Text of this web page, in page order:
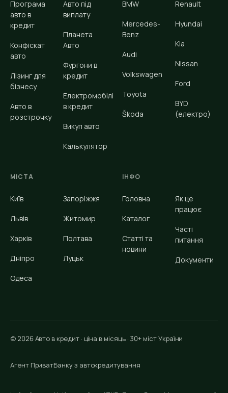
Програма
авто в
кредит
Конфіскат
авто
Лізинг для
бізнесу
Авто в
розстрочку
Авто під
виплату
Планета
Авто
Фургони в
кредит
Електромобілі
в кредит
Викуп авто
Калькулятор
BMW
Mercedes-
Benz
Audi
Volkswagen
Toyota
Škoda
Renault
Hyundai
Kia
Nissan
Ford
BYD
(електро)
МІСТА
Київ
Львів
Харків
Дніпро
Одеса
Запоріжжя
Житомир
Полтава
Луцьк
ІНФО
Головна
Каталог
Статті та
новини
Як це
працює
Часті
питання
Документи
© 2026 Авто в кредит · ціна в місяць · 30+ міст України
Агент ПриватБанку з автокредитування